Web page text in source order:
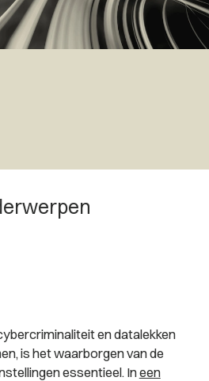
en datalekken
is het waarborgen van de
essentieel. Ineen